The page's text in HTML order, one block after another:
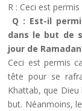
R : Ceci est
Q : Est-il
dans le but de
jour de
Ceci est permis
tête pour se
Khattab, que Dieu
but. Néanmoins,